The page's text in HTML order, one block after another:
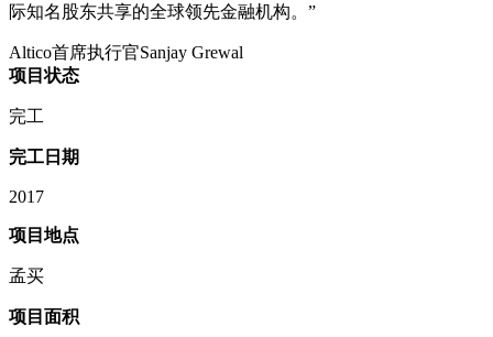
际知名股东共享的全球领先金融机构。”
Altico首席执行官Sanjay Grewal
项目状态
完工
完工日期
2017
项目地点
孟买
项目面积